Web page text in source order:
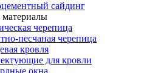
сайдинг
черепица
песчаная черепица
кровля
для кровли
окна